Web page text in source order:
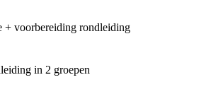
+ voorbereiding rondleiding
in 2 groepen